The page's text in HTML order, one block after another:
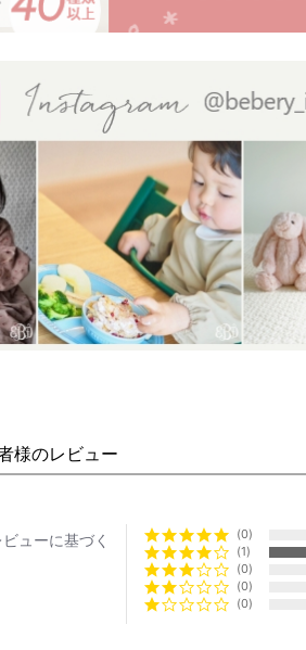
様のレビュー
ューに基づく
0
1
0
0
0